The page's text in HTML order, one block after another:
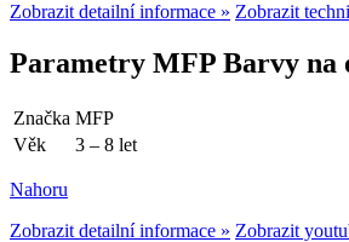
Zobrazit detailní informace » Zobrazit
Parametry MFP Barvy na
Značka MFP
Věk
3 – 8 let
Nahoru
Zobrazit detailní informace » Zobrazit